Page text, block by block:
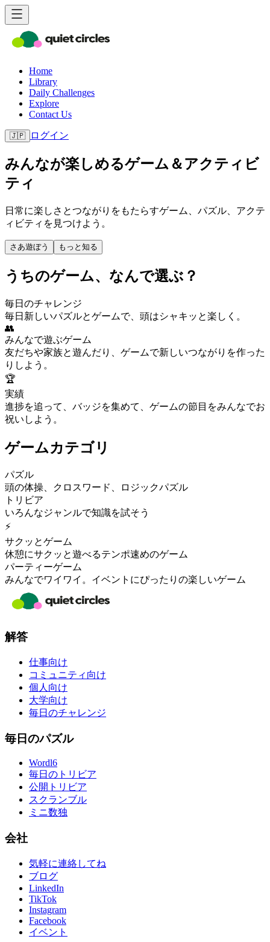
Home
Library
Daily Challenges
Explore
Contact Us
🇯🇵 ログイン
みんなが楽しめるゲーム＆アクティビ
ティ
日常に楽しさとつながりをもたらすゲーム、パズル、アクテ
ィビティを見つけよう。
さあ遊ぼう もっと知る
うちのゲーム、なんで選ぶ？
毎日のチャレンジ
毎日新しいパズルとゲームで、頭はシャキッと楽しく。
👥
みんなで遊ぶゲーム
友だちや家族と遊んだり、ゲームで新しいつながりを作った
りしよう。
🏆
実績
進捗を追って、バッジを集めて、ゲームの節目をみんなでお
祝いしよう。
ゲームカテゴリ
パズル
頭の体操、クロスワード、ロジックパズル
トリビア
いろんなジャンルで知識を試そう
⚡
サクッとゲーム
休憩にサクッと遊べるテンポ速めのゲーム
パーティーゲーム
みんなでワイワイ。イベントにぴったりの楽しいゲーム
解答
仕事向け
コミュニティ向け
個人向け
大学向け
毎日のチャレンジ
毎日のパズル
Wordl6
毎日のトリビア
公開トリビア
スクランブル
ミニ数独
会社
気軽に連絡してね
ブログ
LinkedIn
TikTok
Instagram
Facebook
イベント